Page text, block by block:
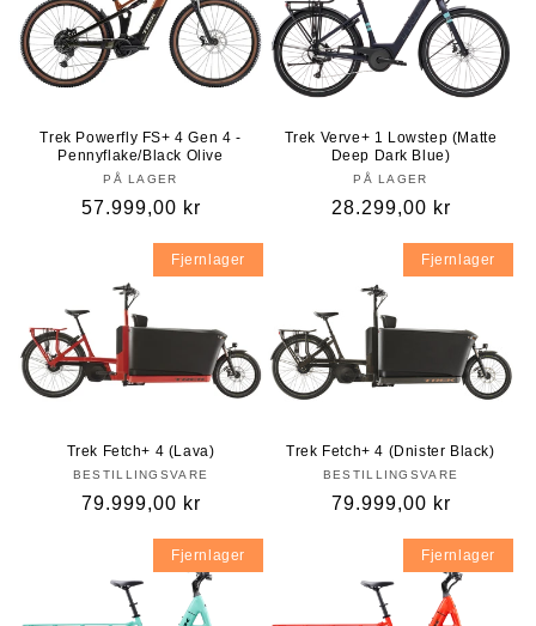
Trek Powerfly FS+ 4 Gen 4 -
Pennyflake/Black Olive
PÅ LAGER
Vanlig
57.999,00 kr
Trek Verve+ 1 Lowstep (Matte
Deep Dark Blue)
PÅ LAGER
Vanlig
28.299,00 kr
Fjernlager
Trek Fetch+ 4 (Lava)
BESTILLINGSVARE
Vanlig
79.999,00 kr
Fjernlager
Trek Fetch+ 4 (Dnister Black)
BESTILLINGSVARE
Vanlig
79.999,00 kr
Fjernlager Fjernlager